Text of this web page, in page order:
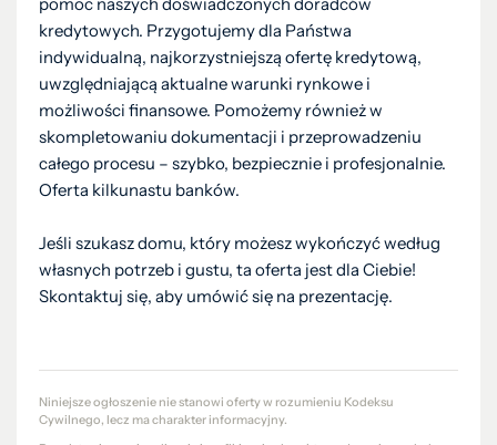
kredytowych. Przygotujemy dla Państwa
indywidualną, najkorzystniejszą ofertę kredytową,
uwzględniającą aktualne warunki rynkowe i
możliwości finansowe. Pomożemy również w
skompletowaniu dokumentacji i przeprowadzeniu
całego procesu – szybko, bezpiecznie i profesjonalnie.
Oferta kilkunastu banków.
Jeśli szukasz domu, który możesz wykończyć według
własnych potrzeb i gustu, ta oferta jest dla Ciebie!
Skontaktuj się, aby umówić się na prezentację.
Niniejsze ogłoszenie nie stanowi oferty w rozumieniu Kodeksu
Cywilnego, lecz ma charakter informacyjny.